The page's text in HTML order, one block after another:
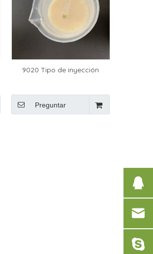
9020 Tipo de inyección
Preguntar